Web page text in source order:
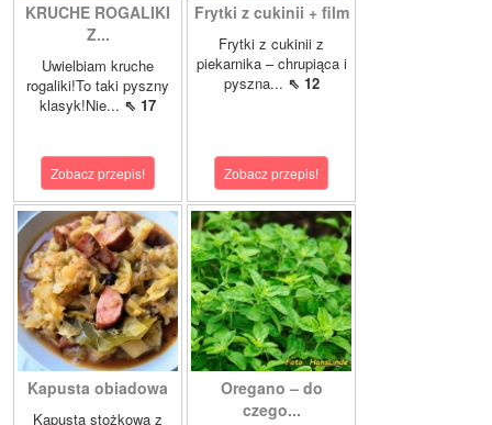
KRUCHE ROGALIKI
Z...
Uwielbiam kruche
rogaliki!To taki pyszny
klasyk!Nie... ⇖ 17
Zobacz przepis!
Frytki z cukinii + film
Frytki z cukinii z
piekarnika – chrupiąca i
pyszna... ⇖ 12
Zobacz przepis!
Kapusta obiadowa
Kapusta stożkowa z
Oregano – do
czego...